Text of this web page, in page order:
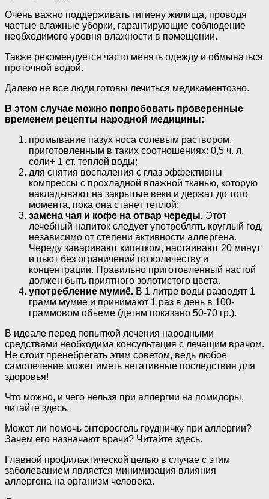
Очень важно поддерживать гигиену жилища, проводя
частые влажные уборки, гарантирующие соблюдение
необходимого уровня влажности в помещении.
Также рекомендуется часто менять одежду и обмываться
проточной водой.
Далеко не все люди готовы лечиться медикаментозно.
В этом случае можно попробовать проверенные
временем рецепты народной медицины:
промывание пазух носа солевым раствором,
приготовленным в таких соотношениях: 0,5 ч. л.
соли+ 1 ст. теплой воды;
для снятия воспаления с глаз эффективны
компрессы с прохладной влажной тканью, которую
накладывают на закрытые веки и держат до того
момента, пока она станет теплой;
замена чая и кофе на отвар череды. Этот
лечебный напиток следует употреблять круглый год,
независимо от степени активности аллергена.
Череду заваривают кипятком, настаивают 20 минут
и пьют без ограничений по количеству и
концентрации. Правильно приготовленный настой
должен быть приятного золотистого цвета.
употребление мумиё. В 1 литре воды разводят 1
грамм мумие и принимают 1 раз в день в 100-
граммовом объеме (детям показано 50-70 гр.).
В идеале перед попыткой лечения народными
средствами необходима консультация с лечащим врачом.
Не стоит пренебрегать этим советом, ведь любое
самолечение может иметь негативные последствия для
здоровья!
Что можно, и чего нельзя при аллергии на помидоры,
читайте здесь.
Может ли помочь энтеросгель грудничку при аллергии?
Зачем его назначают врачи? Читайте здесь.
Главной профилактической целью в случае с этим
заболеванием является минимизация влияния
аллергена на организм человека.